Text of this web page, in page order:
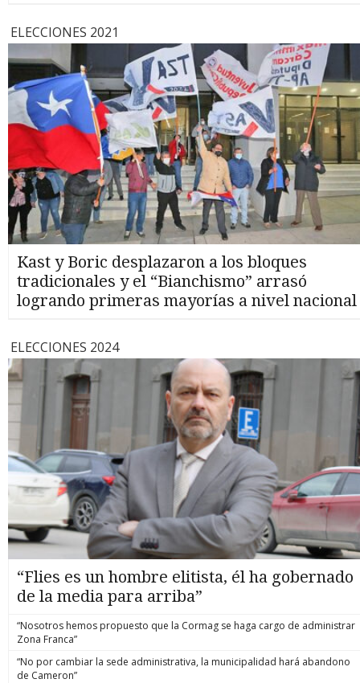
ELECCIONES 2021
Kast y Boric desplazaron a los bloques
tradicionales y el “Bianchismo” arrasó
logrando primeras mayorías a nivel nacional
ELECCIONES 2024
“Flies es un hombre elitista, él ha gobernado
de la media para arriba”
“Nosotros hemos propuesto que la Cormag se haga cargo de administrar
Zona Franca”
“No por cambiar la sede administrativa, la municipalidad hará abandono
de Cameron”